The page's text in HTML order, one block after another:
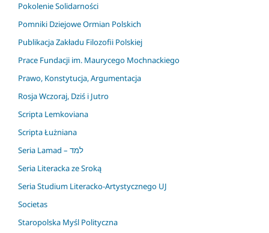
Pokolenie Solidarności
Pomniki Dziejowe Ormian Polskich
Publikacja Zakładu Filozofii Polskiej
Prace Fundacji im. Maurycego Mochnackiego
Prawo, Konstytucja, Argumentacja
Rosja Wczoraj, Dziś i Jutro
Scripta Lemkoviana
Scripta Łużniana
Seria Lamad – למד
Seria Literacka ze Sroką
Seria Studium Literacko-Artystycznego UJ
Societas
Staropolska Myśl Polityczna